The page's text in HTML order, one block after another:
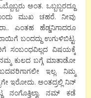
ಅಂತ. ಒಬ್ಬಬ್ಬರದ್ದೂ
ಮುಖ ಚಹರೆ. ನೀವು
ಎಂತಹ ಹೆಡ್ಡನಿಗಾದರೂ
ಬಾಯಿಗೆ ಬಂದದ್ದು ಉಗುಳಿಬಿಟ್ಟ.
ಸಂಬಂಧವಿಲ್ಲದ ವಿಷಯಕ್ಕೆ
ಕುಲದ ಬಗ್ಗೆ ಮಾತಾಡೋ
ಇಲ್ಲ. ನಿಮ್ಮ
ಇರೋದು. ಅಂತದ್ರಲ್ಲಿ ನಿನ್
ನಂಗೊತ್ತಿಲ್ವಾ. ನಮ್ ಕಡೆ